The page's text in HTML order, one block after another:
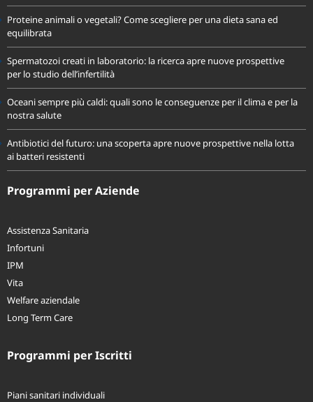
Proteine animali o vegetali? Come scegliere per una dieta sana ed
equilibrata
Spermatozoi creati in laboratorio: la ricerca apre nuove prospettive
per lo studio dell’infertilità
Oceani sempre più caldi: quali sono le conseguenze per il clima e per la
nostra salute
Antibiotici del futuro: una scoperta apre nuove prospettive nella lotta
ai batteri resistenti
Programmi per Aziende
Assistenza Sanitaria
Infortuni
IPM
Vita
Welfare aziendale
Long Term Care
Programmi per Iscritti
Piani sanitari individuali